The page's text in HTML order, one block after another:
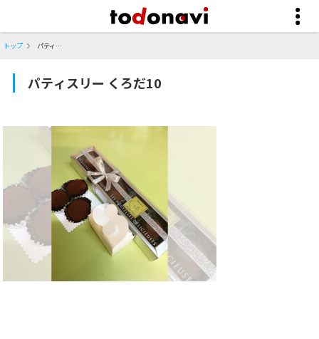
トップ パティスリー くろだ10
パティスリー くろだ10